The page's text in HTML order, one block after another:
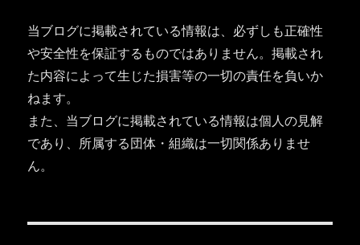
当ブログに掲載されている情報は、必ずしも正確性
や安全性を保証するものではありません。掲載され
た内容によって生じた損害等の一切の責任を負いか
ねます。
また、当ブログに掲載されている情報は個人の見解
であり、所属する団体・組織は一切関係ありませ
ん。